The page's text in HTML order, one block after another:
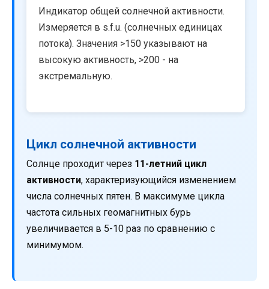
Индикатор общей солнечной активности.
Измеряется в s.f.u. (солнечных единицах
потока). Значения >150 указывают на
высокую активность, >200 - на
экстремальную.
Цикл солнечной активности
Солнце проходит через 11-летний цикл
активности, характеризующийся изменением
числа солнечных пятен. В максимуме цикла
частота сильных геомагнитных бурь
увеличивается в 5-10 раз по сравнению с
минимумом.